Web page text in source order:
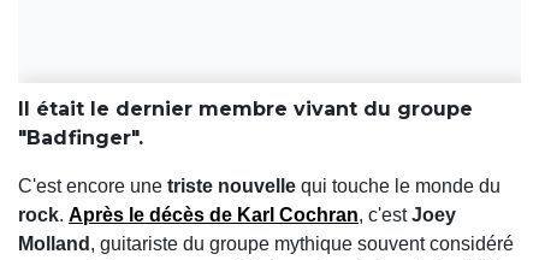
Il était le dernier membre vivant du groupe
"Badfinger".
C'est encore une triste nouvelle qui touche le monde du
rock. Après le décès de Karl Cochran, c'estJoey
Molland , guitariste du groupe mythique souvent considéré